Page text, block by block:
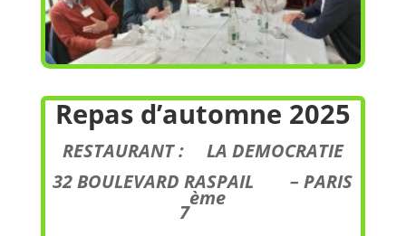
Repas d’automne 2025
RESTAURANT : LA DEMOCRATIE
32 BOULEVARD RASPAIL – PARIS
7
ème